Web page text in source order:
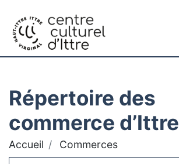
Répertoire des
commerce d’Ittre
Accueil Commerces